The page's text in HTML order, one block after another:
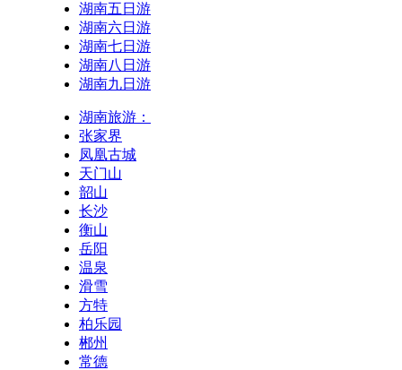
湖南五日游
湖南六日游
湖南七日游
湖南八日游
湖南九日游
湖南旅游：
张家界
凤凰古城
天门山
韶山
长沙
衡山
岳阳
温泉
滑雪
方特
柏乐园
郴州
常德